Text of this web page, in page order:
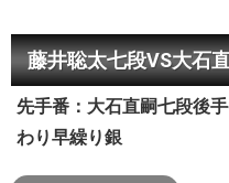
藤井聡太七段VS大石
先手番：大石直嗣七段後
わり早繰り銀